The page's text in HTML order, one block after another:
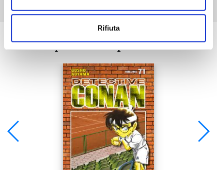
Rifiuta
Se ti è piaciuto prova anche: